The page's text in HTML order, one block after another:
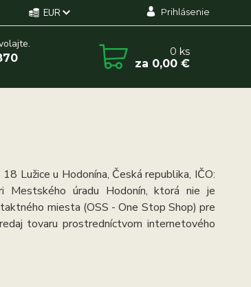
EUR Prihlásenie
0 ks
za 0,00 €
Lužice u Hodonína, Česká republika, IČO:
Mestského úradu Hodonín, ktorá nie je
miesta (OSS - One Stop Shop) pre
tovaru prostredníctvom internetového